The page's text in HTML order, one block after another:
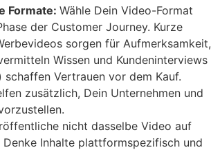
Formate: Wähle Dein Video-Format
der Customer Journey. Kurze
sorgen für Aufmerksamkeit,
Wissen und Kundeninterviews
schaffen Vertrauen vor dem Kauf.
zusätzlich, Dein Unternehmen und
nicht dasselbe Video auf
Denke Inhalte plattformspezifisch und